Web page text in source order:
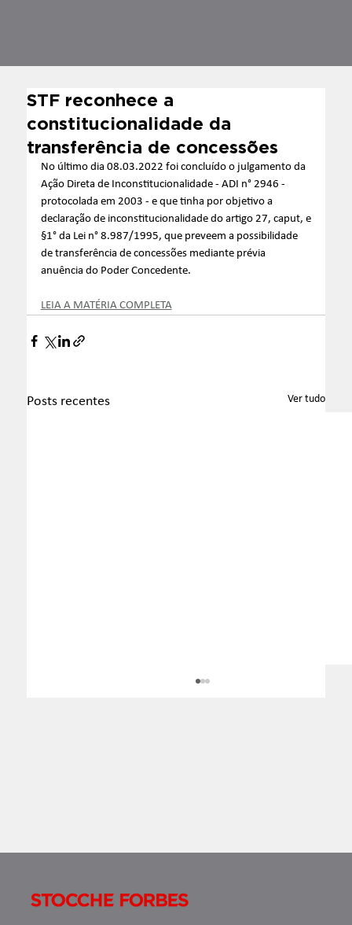
STF reconhece a
constitucionalidade da
transferência de concessões
No último dia 08.03.2022 foi concluído o julgamento da
Ação Direta de Inconstitucionalidade - ADI n° 2946 -
protocolada em 2003 - e que tinha por objetivo a
declaração de inconstitucionalidade do artigo 27, caput, e
§1° da Lei n° 8.987/1995, que preveem a possibilidade
de transferência de concessões mediante prévia
anuência do Poder Concedente.
LEIA A MATÉRIA COMPLETA
Posts recentes Ver tudo